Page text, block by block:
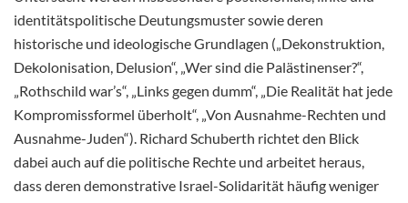
identitätspolitische Deutungsmuster sowie deren
historische und ideologische Grundlagen („Dekonstruktion,
Dekolonisation, Delusion“, „Wer sind die Palästinenser?“,
„Rothschild war’s“, „Links gegen dumm“, „Die Realität hat jede
Kompromissformel überholt“, „Von Ausnahme-Rechten und
Ausnahme-Juden“). Richard Schuberth richtet den Blick
dabei auch auf die politische Rechte und arbeitet heraus,
dass deren demonstrative Israel-Solidarität häufig weniger